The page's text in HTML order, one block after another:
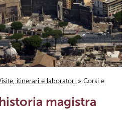
itinerari e laboratori » Corsi e
magistra